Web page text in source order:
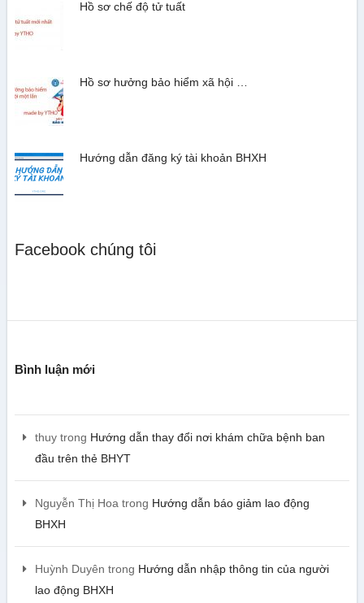
Hồ sơ chế độ tử tuất
Hồ sơ hưởng bảo hiểm xã hội …
Hướng dẫn đăng ký tài khoản BHXH
Facebook chúng tôi
Bình luận mới
thuytrong Hướng dẫn thay đổi nơi khám chữa bệnh ban
đầu trên thẻ BHYT
Nguyễn Thị Hoatrong Hướng dẫn báo giảm lao động
BHXH
Huỳnh Duyên trong Hướng dẫn nhập thông tin của người
lao động BHXH